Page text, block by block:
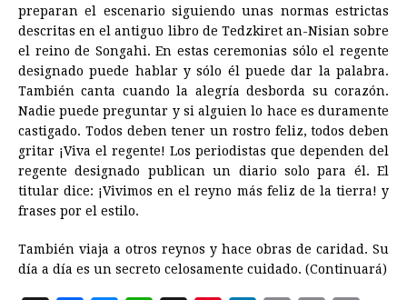
preparan el escenario siguiendo unas normas estrictas
descritas en el antiguo libro de Tedzkiret an-Nisian sobre
el reino de Songahi. En estas ceremonias sólo el regente
designado puede hablar y sólo él puede dar la palabra.
También canta cuando la alegría desborda su corazón.
Nadie puede preguntar y si alguien lo hace es duramente
castigado. Todos deben tener un rostro feliz, todos deben
gritar ¡Viva el regente! Los periodistas que dependen del
regente designado publican un diario solo para él. El
titular dice: ¡Vivimos en el reyno más feliz de la tierra! y
frases por el estilo.
También viaja a otros reynos y hace obras de caridad. Su
día a día es un secreto celosamente cuidado. (Continuará)